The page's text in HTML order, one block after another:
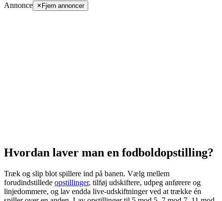
Annonce Fjern annoncer
Hvordan laver man en fodboldopstilling?
Træk og slip blot spillere ind på banen. Vælg mellem
forudindstillede opstillinger, tilføj udskiftere, udpeg anførere og
linjedommere, og lav endda live-udskiftninger ved at trække én